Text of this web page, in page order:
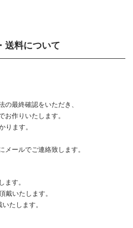
送料について
最終確認をいただき、
作りいたします。
ります。
ールでご連絡致します。
す。
いたします。
たします。